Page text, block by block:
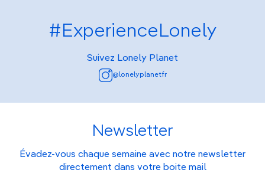
#ExperienceLonely
Suivez Lonely Planet
@lonelyplanetfr
Newsletter
Évadez-vous chaque semaine avec notre newsletter
directement dans votre boite mail